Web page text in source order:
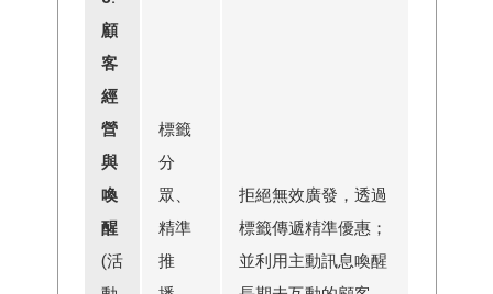
顧
客
經
營
與
喚
醒
(活
標籤
分
眾、
精準
推
拒絕無效廣發，透過
標籤傳遞精準優惠；
並利用主動訊息喚醒